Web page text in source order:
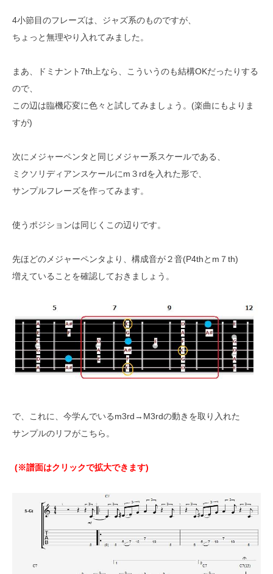
4小節目のフレーズは、ジャズ系のものですが、
ちょっと無理やり入れてみました。
まあ、ドミナント7th上なら、こういうのも結構OKだったりする
ので、
この辺は臨機応変に色々と試してみましょう。(楽曲にもよりま
すが)
次にメジャーペンタと同じメジャー系スケールである、
ミクソリディアンスケールにm３rdを入れた形で、
サンプルフレーズを作ってみます。
使うポジションは同じくこの辺りです。
先ほどのメジャーペンタより、構成音が２音(P4thとm７th)
増えていることを確認しておきましょう。
で、これに、今学んでいるm3rd→M3rdの動きを取り入れた
サンプルのリフがこちら。
(※譜面はクリックで拡大できます)